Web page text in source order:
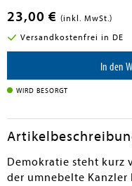
23,00 € (inkl. MwSt.)
Versandkostenfrei in DE
In den
WIRD BESORGT
Demokratie steht kurz
der umnebelte Kanzler